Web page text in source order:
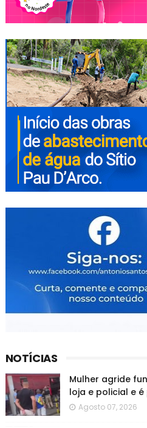
NOTÍCIAS
Mulher agride
loja e policial e é
Agosto 07, 2026